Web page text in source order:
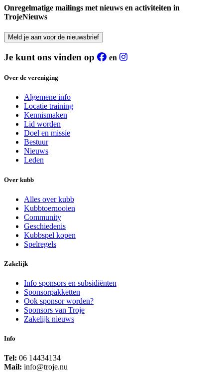
Onregelmatige mailings met nieuws en activiteiten in
TrojeNieuws
Meld je aan voor de nieuwsbrief
Je kunt ons vinden op en
Over de vereniging
Algemene info
Locatie training
Kennismaken
Lid worden
Doel en missie
Bestuur
Nieuws
Leden
Over kubb
Alles over kubb
Kubbtoernooien
Community
Geschiedenis
Kubbspel kopen
Spelregels
Zakelijk
Info sponsors en subsidiënten
Sponsorpakketten
Ook sponsor worden?
Sponsors van Troje
Zakelijk nieuws
Info
Tel: 06 14434134
Mail: info@troje.nu